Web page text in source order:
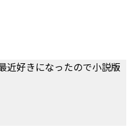
近好きになったので小説版